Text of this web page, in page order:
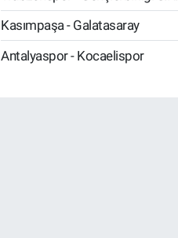
Kasımpaşa - Galatasaray
Antalyaspor - Kocaelispor